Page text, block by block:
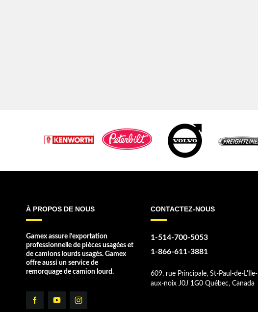
À PROPOS DE NOUS
Gamex assure l’exportation
professionnelle de pièces usagées et
de camions lourds usagés. Gamex
offre aussi un service de
remorquage de camion lourd.
CONTACTEZ-NOUS
1-514-700-5053
1-866-611-3881
609, rue Principale, St-Paul-de-L'Ile-
aux-noix J0J 1G0 Québec, Canada